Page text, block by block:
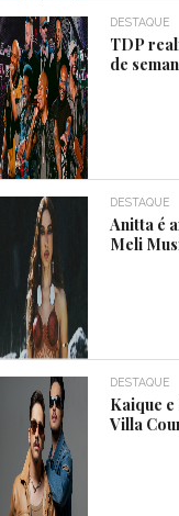
DESTAQUE
TDP
de
DESTAQUE
Anitta é
Meli
DESTAQUE
Kaique
Villa